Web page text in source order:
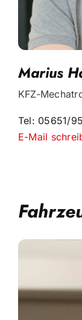
Marius
KFZ-
Tel: 05651/
E-Mail